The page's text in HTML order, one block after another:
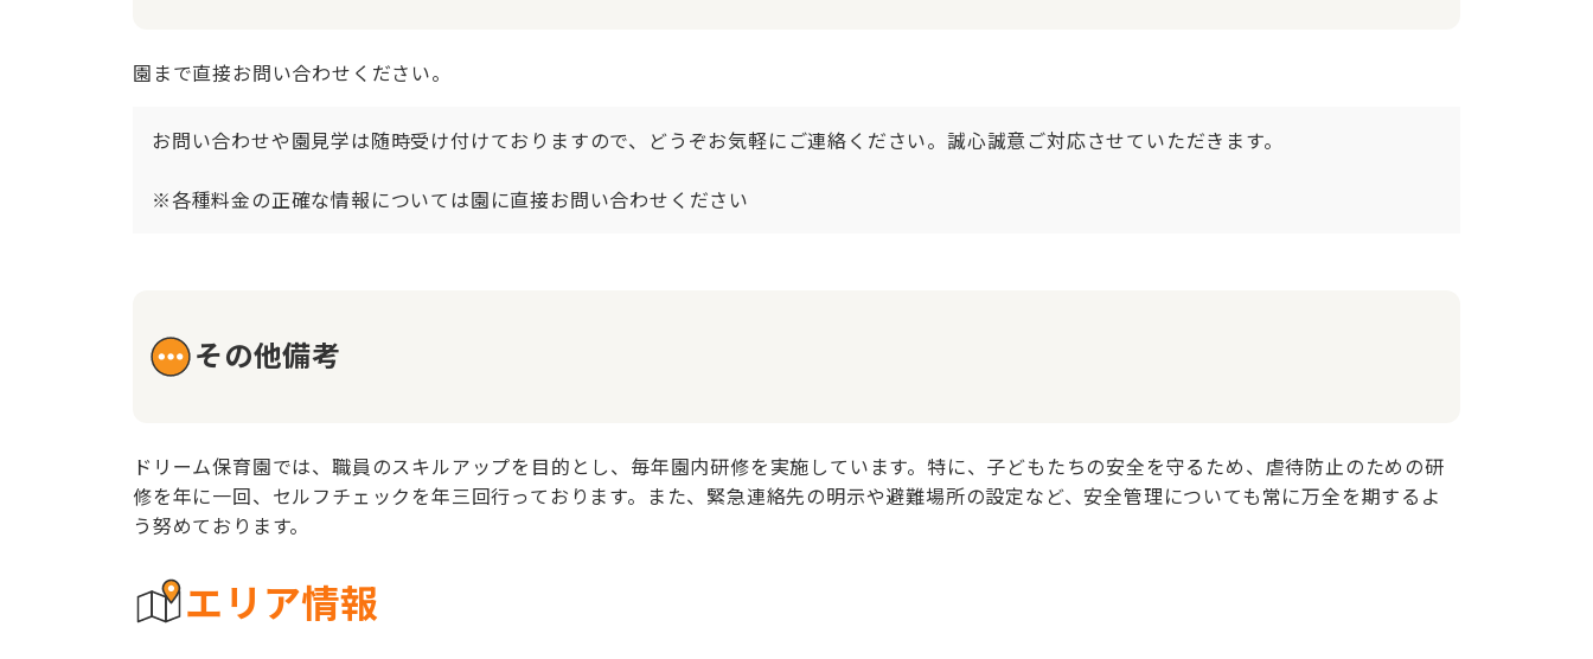
園まで直接お問い合わせください。
お問い合わせや園見学は随時受け付けておりますので、どうぞお気軽にご連絡ください。誠心誠意ご対応させていただきます。
※各種料金の正確な情報については園に直接お問い合わせください
その他備考
ドリーム保育園では、職員のスキルアップを目的とし、毎年園内研修を実施しています。特に、子どもたちの安全を守るため、虐待防止のための研
修を年に一回、セルフチェックを年三回行っております。また、緊急連絡先の明示や避難場所の設定など、安全管理についても常に万全を期するよ
う努めております。
エリア情報